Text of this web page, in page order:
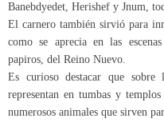
Banebdyedet, Herishef y Jnum,
El carnero también sirvió para
como se aprecia en las
papiros, del Reino Nuevo.
Es curioso destacar que sobre
representan en tumbas y
numerosos animales que sirven